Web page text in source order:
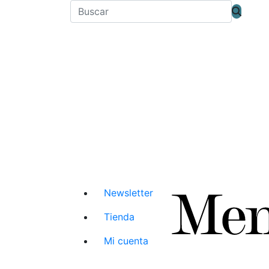
Newsletter
Tienda
Mi cuenta